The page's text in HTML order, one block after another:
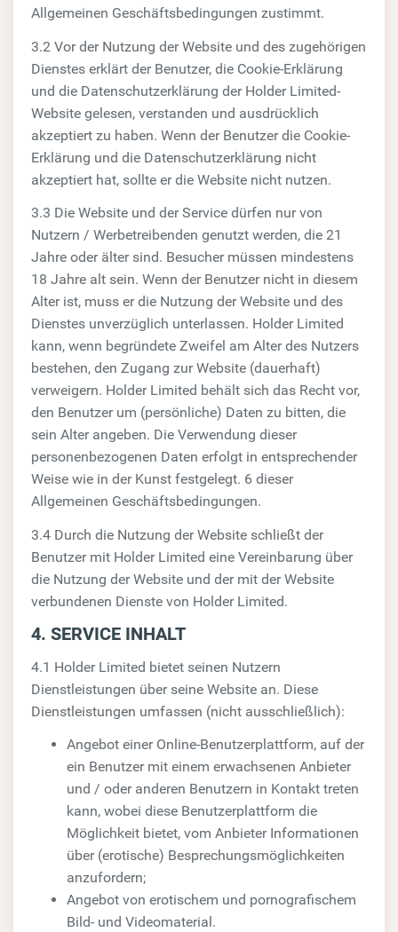
Allgemeinen Geschäftsbedingungen zustimmt.
3.2 Vor der Nutzung der Website und des zugehörigen
Dienstes erklärt der Benutzer, die Cookie-Erklärung
und die Datenschutzerklärung der Holder Limited-
Website gelesen, verstanden und ausdrücklich
akzeptiert zu haben. Wenn der Benutzer die Cookie-
Erklärung und die Datenschutzerklärung nicht
akzeptiert hat, sollte er die Website nicht nutzen.
3.3 Die Website und der Service dürfen nur von
Nutzern / Werbetreibenden genutzt werden, die 21
Jahre oder älter sind. Besucher müssen mindestens
18 Jahre alt sein. Wenn der Benutzer nicht in diesem
Alter ist, muss er die Nutzung der Website und des
Dienstes unverzüglich unterlassen. Holder Limited
kann, wenn begründete Zweifel am Alter des Nutzers
bestehen, den Zugang zur Website (dauerhaft)
verweigern. Holder Limited behält sich das Recht vor,
den Benutzer um (persönliche) Daten zu bitten, die
sein Alter angeben. Die Verwendung dieser
personenbezogenen Daten erfolgt in entsprechender
Weise wie in der Kunst festgelegt. 6 dieser
Allgemeinen Geschäftsbedingungen.
3.4 Durch die Nutzung der Website schließt der
Benutzer mit Holder Limited eine Vereinbarung über
die Nutzung der Website und der mit der Website
verbundenen Dienste von Holder Limited.
4. SERVICE INHALT
4.1 Holder Limited bietet seinen Nutzern
Dienstleistungen über seine Website an. Diese
Dienstleistungen umfassen (nicht ausschließlich):
Angebot einer Online-Benutzerplattform, auf der
ein Benutzer mit einem erwachsenen Anbieter
und / oder anderen Benutzern in Kontakt treten
kann, wobei diese Benutzerplattform die
Möglichkeit bietet, vom Anbieter Informationen
über (erotische) Besprechungsmöglichkeiten
anzufordern;
Angebot von erotischem und pornografischem
Bild- und Videomaterial.